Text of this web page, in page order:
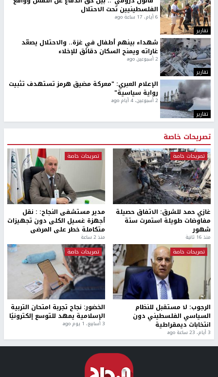
تقارير
الفلسطينيين تحت الاحتلال
6 أيام، 17 ساعة ago
تقارير
شهداء بينهم أطفال في غزة.. والاحتلال يصعّد
غاراته ويمنح السكان دقائق للإخلاء
2 أسبوعين ago
تقارير
الإعلام العبري: "معركة مضيق هرمز تستهدف تثبيت
رواية سياسية"
2 أسبوعين، 4 أيام ago
تصريحات خاصة
تصريحات خاصة
غازي حمد للشرق: الاتفاق حصيلة
مفاوضات طويلة استمرت ستة
شهور
منذ 16 ثانية
تصريحات خاصة
مدير مستشفى النجاح: : نقل
أجهزة غسيل الكلى دون تجهيزات
متكاملة خطر على المرضى
منذ 2 ساعة
تصريحات خاصة
الرجوب: لا مستقبل للنظام
السياسي الفلسطيني دون
انتخابات ديمقراطية
3 أيام، 23 ساعة ago
تصريحات خاصة
الخضور: نجاح تجربة امتحان التربية
الإسلامية يمهد للتوسع إلكترونيًا
3 أسابيع، 1 يوم ago